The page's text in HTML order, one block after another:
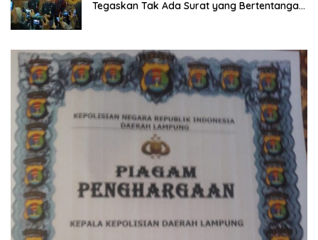
Tegaskan Tak Ada Surat yang Bertentangan